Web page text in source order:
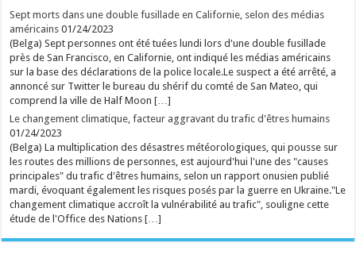
V2 Scriptrss
Sept morts dans une double fusillade en Californie, selon des médias
américains 01/24/2023
(Belga) Sept personnes ont été tuées lundi lors d'une double fusillade
près de San Francisco, en Californie, ont indiqué les médias américains
sur la base des déclarations de la police locale.Le suspect a été arrêté, a
annoncé sur Twitter le bureau du shérif du comté de San Mateo, qui
comprend la ville de Half Moon […]
Le changement climatique, facteur aggravant du trafic d'êtres humains
01/24/2023
(Belga) La multiplication des désastres météorologiques, qui pousse sur
les routes des millions de personnes, est aujourd'hui l'une des "causes
principales" du trafic d'êtres humains, selon un rapport onusien publié
mardi, évoquant également les risques posés par la guerre en Ukraine."Le
changement climatique accroît la vulnérabilité au trafic", souligne cette
étude de l'Office des Nations […]